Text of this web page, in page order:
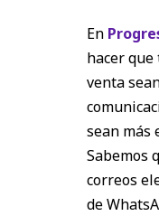
En
hacer
venta
sean más
Sabemos
correos
de